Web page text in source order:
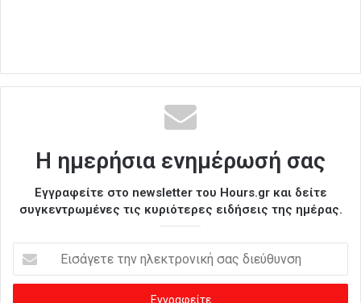
Η ημερήσια ενημέρωσή σας
Εγγραφείτε στο newsletter του Hours.gr και δείτε
συγκεντρωμένες τις κυριότερες ειδήσεις της ημέρας.
σ